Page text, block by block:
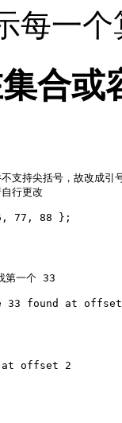
每一个
合或
持尖括号，故改成引
行更改
77, 88 };
一个 33
33 found at
offset 2